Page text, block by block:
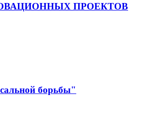
ПРОЕКТОВ
борьбы"